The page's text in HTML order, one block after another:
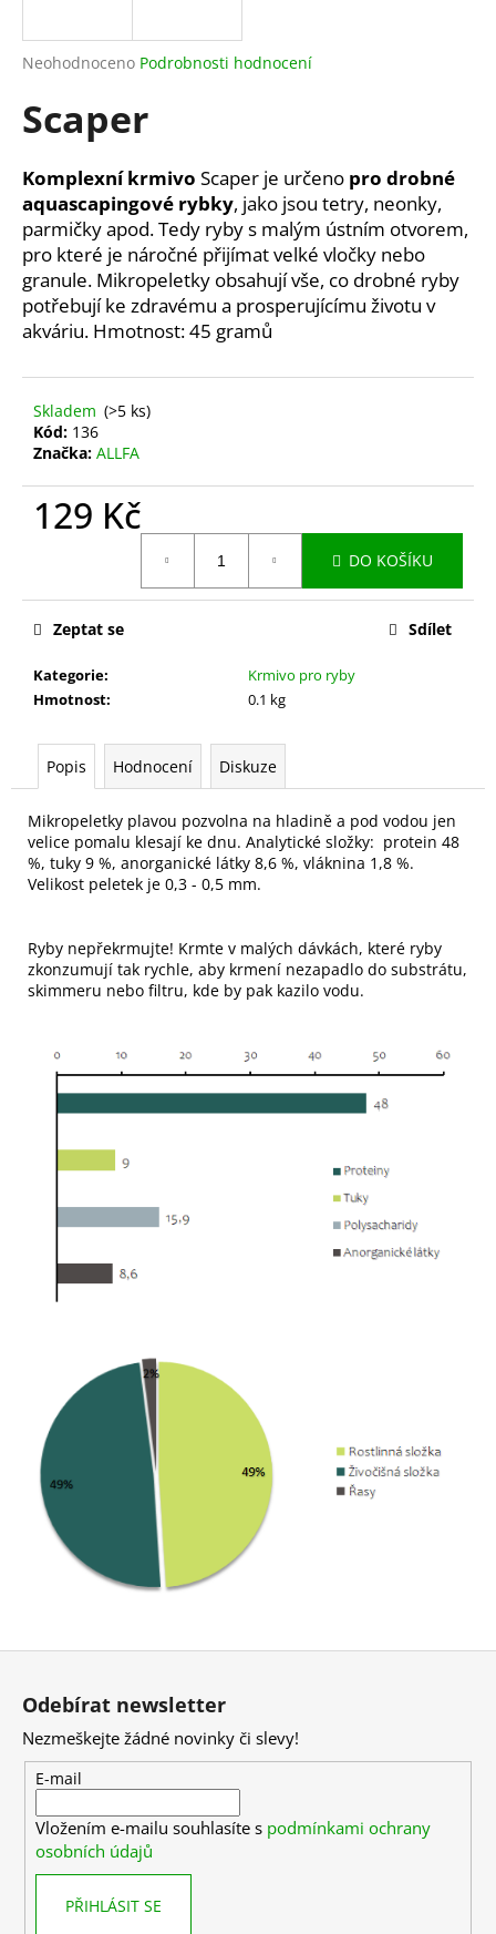
Průměrné
produktu
je
z
5
hvězdiček.
Neohodnoceno Podrobnosti hodnocení
Scaper
Komplexní krmivo Scaper je určeno pro drobné
aquascapingové rybky, jako jsou tetry, neonky,
parmičky apod. Tedy ryby s malým ústním otvorem,
pro které je náročné přijímat velké vločky nebo
granule. Mikropeletky obsahují vše, co drobné ryby
potřebují ke zdravému a prosperujícímu životu v
akváriu. Hmotnost: 45 gramů
Skladem (>5 ks)
Kód: 136
Značka: ALLFA
129 Kč
DO KOŠÍKU
Kategorie:
Krmivo pro ryby
Hmotnost: 0.1 kg
Zeptat se Sdílet
Popis Hodnocení Diskuze
Mikropeletky plavou pozvolna na hladině a pod vodou jen
velice pomalu klesají ke dnu. Analytické složky: protein 48
%, tuky 9 %, anorganické látky 8,6 %, vláknina 1,8 %.
Velikost peletek je 0,3 - 0,5 mm.
Ryby nepřekrmujte! Krmte v malých dávkách, které ryby
zkonzumují tak rychle, aby krmení nezapadlo do substrátu,
skimmeru nebo filtru, kde by pak kazilo vodu.
j
t
?
HLEDAT
o
p
o
m
e
SCAPER
Odebírat newsletter
Nezmeškejte žádné novinky či slevy!
E-mail
Vložením e-mailu souhlasíte s podmínkami ochrany
osobních údajů
PŘIHLÁSIT SE